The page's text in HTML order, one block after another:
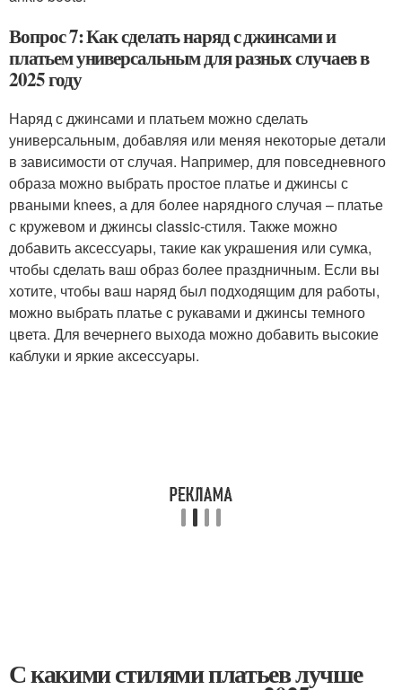
Вопрос 7: Как сделать наряд с джинсами и
платьем универсальным для разных случаев в
2025 году
Наряд с джинсами и платьем можно сделать
универсальным, добавляя или меняя некоторые детали
в зависимости от случая. Например, для повседневного
образа можно выбрать простое платье и джинсы с
рваными knees, а для более нарядного случая – платье
с кружевом и джинсы classic-стиля. Также можно
добавить аксессуары, такие как украшения или сумка,
чтобы сделать ваш образ более праздничным. Если вы
хотите, чтобы ваш наряд был подходящим для работы,
можно выбрать платье с рукавами и джинсы темного
цвета. Для вечернего выхода можно добавить высокие
каблуки и яркие аксессуары.
С какими стилями платьев лучше